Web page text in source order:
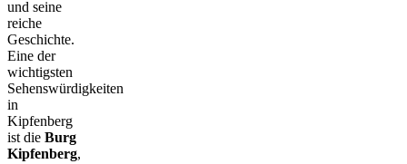
und seine
reiche
Geschichte.
Eine der
wichtigsten
Sehenswürdigkeiten
in
Kipfenberg
ist die Burg
Kipfenberg,